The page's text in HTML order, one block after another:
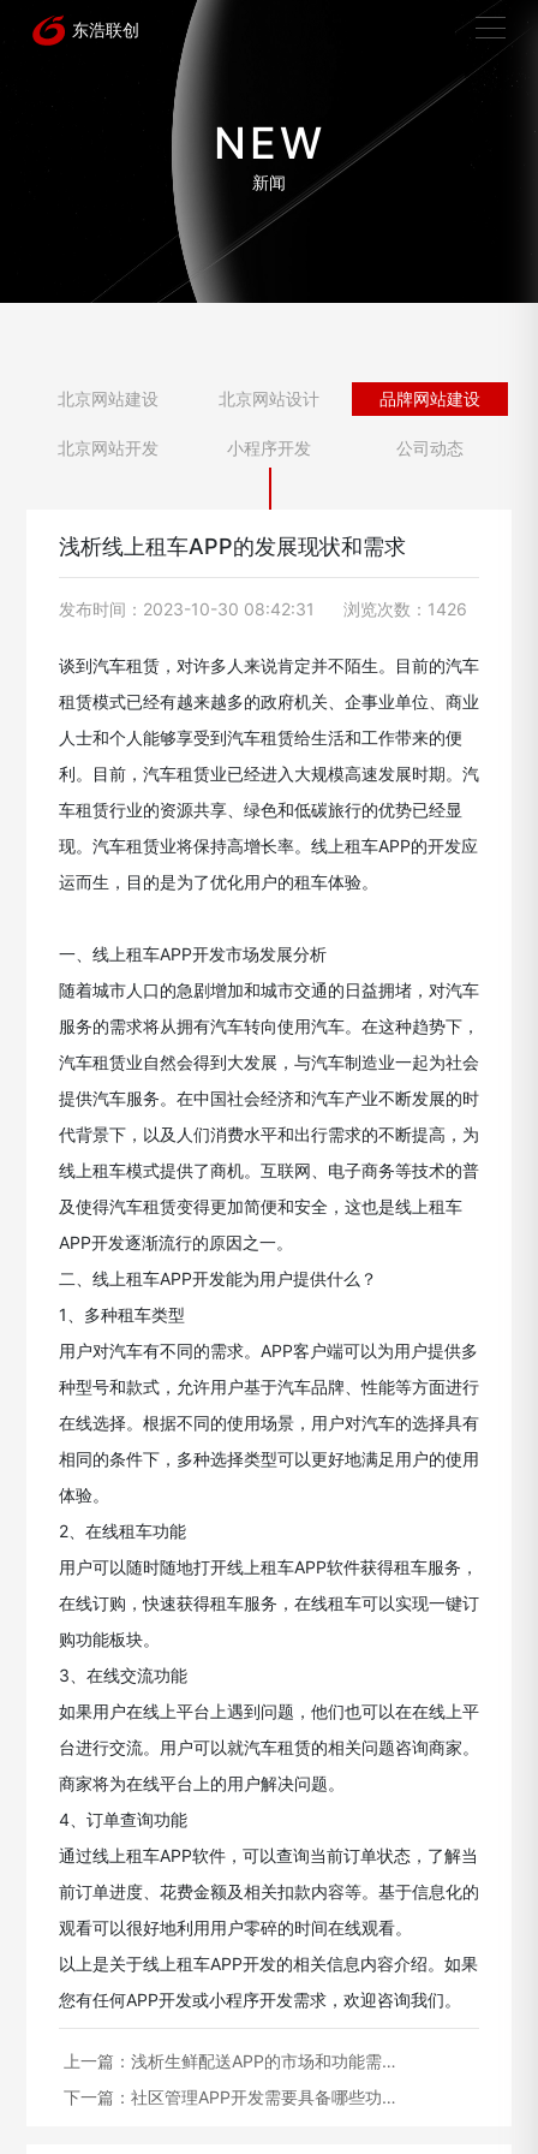
NEW
新闻
北京网站建设 北京网站设计 品牌网站建设
北京网站开发 小程序开发 公司动态
浅析线上租车APP的发展现状和需求
发布时间：2023-10-30 08:42:31 浏览次数：1426
谈到汽车租赁，对许多人来说肯定并不陌生。目前的汽车
租赁模式已经有越来越多的政府机关、企事业单位、商业
人士和个人能够享受到汽车租赁给生活和工作带来的便
利。目前，汽车租赁业已经进入大规模高速发展时期。汽
车租赁行业的资源共享、绿色和低碳旅行的优势已经显
现。汽车租赁业将保持高增长率。线上租车APP的开发应
运而生，目的是为了优化用户的租车体验。
一、线上租车APP开发市场发展分析
随着城市人口的急剧增加和城市交通的日益拥堵，对汽车
服务的需求将从拥有汽车转向使用汽车。在这种趋势下，
汽车租赁业自然会得到大发展，与汽车制造业一起为社会
提供汽车服务。在中国社会经济和汽车产业不断发展的时
代背景下，以及人们消费水平和出行需求的不断提高，为
线上租车模式提供了商机。互联网、电子商务等技术的普
及使得汽车租赁变得更加简便和安全，这也是线上租车
APP开发逐渐流行的原因之一。
二、线上租车APP开发能为用户提供什么？
1、多种租车类型
用户对汽车有不同的需求。APP客户端可以为用户提供多
种型号和款式，允许用户基于汽车品牌、性能等方面进行
在线选择。根据不同的使用场景，用户对汽车的选择具有
相同的条件下，多种选择类型可以更好地满足用户的使用
体验。
2、在线租车功能
用户可以随时随地打开线上租车APP软件获得租车服务，
在线订购，快速获得租车服务，在线租车可以实现一键订
购功能板块。
3、在线交流功能
如果用户在线上平台上遇到问题，他们也可以在在线上平
台进行交流。用户可以就汽车租赁的相关问题咨询商家。
商家将为在线平台上的用户解决问题。
4、订单查询功能
通过线上租车APP软件，可以查询当前订单状态，了解当
前订单进度、花费金额及相关扣款内容等。基于信息化的
观看可以很好地利用用户零碎的时间在线观看。
以上是关于线上租车APP开发的相关信息内容介绍。如果
您有任何APP开发或小程序开发需求，欢迎咨询我们。
上一篇： 浅析生鲜配送APP的市场和功能需…
下一篇： 社区管理APP开发需要具备哪些功…